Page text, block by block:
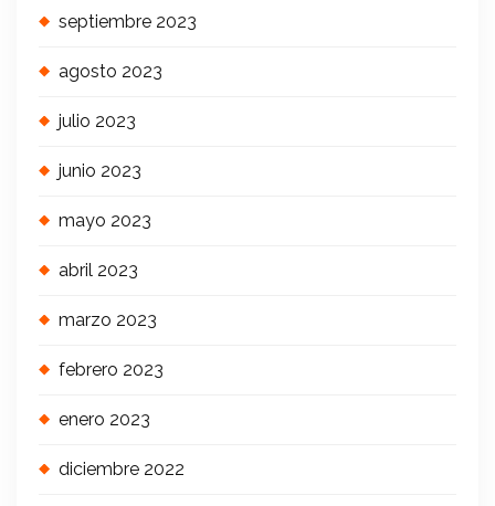
septiembre 2023
agosto 2023
julio 2023
junio 2023
mayo 2023
abril 2023
marzo 2023
febrero 2023
enero 2023
diciembre 2022